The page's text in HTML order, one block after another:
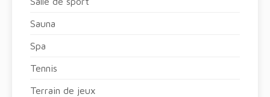
Sauna
Spa
Tennis
Terrain de jeux